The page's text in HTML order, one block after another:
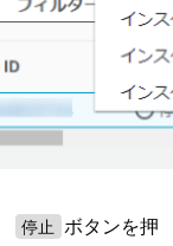
停止
ボタンを押